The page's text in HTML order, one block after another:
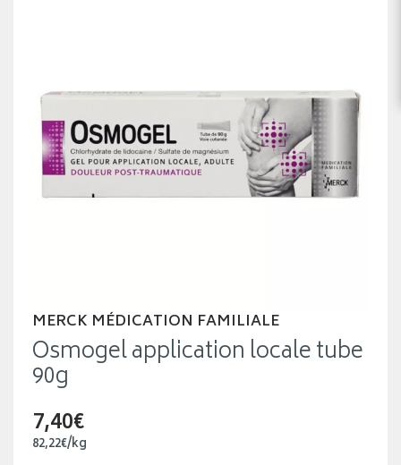
MERCK MÉDICATION FAMILIALE
Osmogel application locale tube
90g
7,40€
82,22€/kg